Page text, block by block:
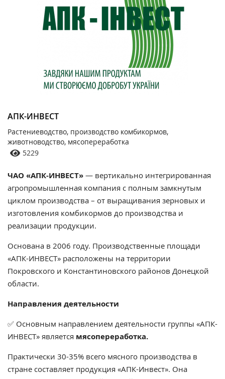
АПК-ИНВЕСТ
Растениеводство, производство комбикормов,
животноводство, мясопереработка
5229
ЧАО «АПК-ИНВЕСТ» — вертикально интегрированная
агропромышленная компания с полным замкнутым
циклом производства – от выращивания зерновых и
изготовления комбикормов до производства и
реализации продукции.
Основана в 2006 году. Производственные площади
«АПК-ИНВЕСТ» расположены на территории
Покровского и Константиновского районов Донецкой
области.
Направления деятельности
✅ Основным направлением деятельности группы «АПК-
ИНВЕСТ» является мясопереработка.
Практически 30-35% всего мясного производства в
стране составляет продукция «АПК-Инвест». Она